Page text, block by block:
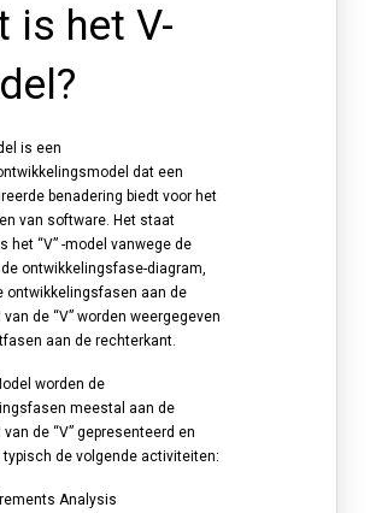
is het V-
is een
dat een
benadering biedt voor het
van software. Het staat
het “V” -model vanwege de
ontwikkelingsfase-diagram,
ontwikkelingsfasen aan de
van de “V” worden weergegeven
aan de rechterkant.
worden de
meestal aan de
van de “V” gepresenteerd en
de volgende activiteiten:
Analysis